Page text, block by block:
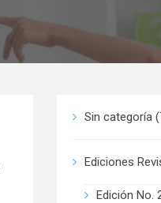
Sin categoría
Ediciones
Edición No.